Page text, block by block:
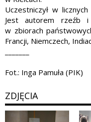
Uczestniczył w
Jest autorem rzeźb i
w zbiorach
Francji, Niemczech,
Fot.: Inga Pamuła (PIK)
ZDJĘCIA